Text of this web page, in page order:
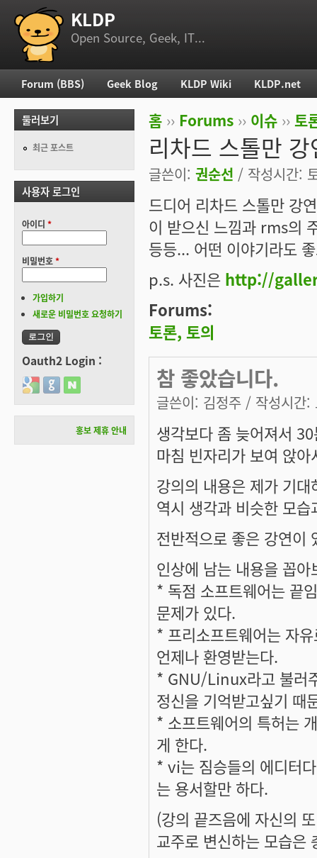
부 메뉴 KLDP
Open Source, Geek, IT...
현재 위치
홈 ›› Forums ›› 이슈 ›› 토
리차드 스톨만
글쓴이: 권순선 / 작성시간:
드디어 리차드 스톨만 강
이 받으신 느낌과 rms의
등등... 어떤 이야기라도
p.s. 사진은 http://
Forums:
토론, 토의
참 좋았습니다.
글쓴이: 김정주 / 작성시간
생각보다 좀 늦어져서
마침 빈자리가 보여 앉
강의의 내용은 제가 기
역시 생각과 비슷한 모
전반적으로 좋은 강연이
인상에 남는 내용을 꼽아
* 독점 소프트웨어는 끝
문제가 있다.
* 프리소프트웨어는 자
언제나 환영받는다.
* GNU/Linux라고 불러
정신을 기억받고싶기 때
* 소프트웨어의 특허는
게 한다.
* vi는 짐승들의 에디터
는 용서할만 하다.
(강의 끝즈음에 자신의
교주로 변신하는 모습은
주 메뉴
Forum (BBS) Geek Blog KLDP Wiki KLDP.net
둘러보기
최근 포스트
사용자 로그인
아이디 *
비밀번호*
가입하기
새로운 비밀번호 요청하기
Oauth2 Login :
Login with Google
Login with GitHub
Login with Naver
홍보 제휴 안내